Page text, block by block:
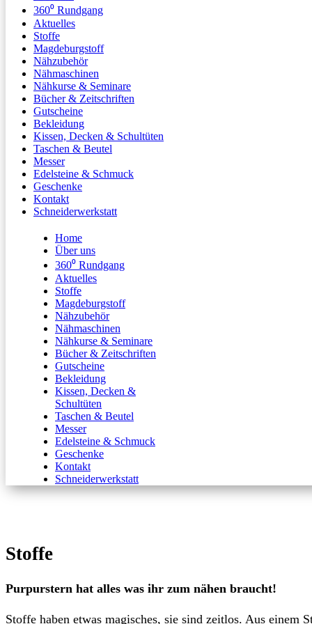
360⁰ Rundgang
Aktuelles
Stoffe
Magdeburgstoff
Nähzubehör
Nähmaschinen
Nähkurse & Seminare
Bücher & Zeitschriften
Gutscheine
Bekleidung
Kissen, Decken & Schultüten
Taschen & Beutel
Messer
Edelsteine & Schmuck
Geschenke
Kontakt
Schneiderwerkstatt
Home
Über uns
360⁰ Rundgang
Aktuelles
Stoffe
Magdeburgstoff
Nähzubehör
Nähmaschinen
Nähkurse & Seminare
Bücher & Zeitschriften
Gutscheine
Bekleidung
Kissen, Decken &
Schultüten
Taschen & Beutel
Messer
Edelsteine & Schmuck
Geschenke
Kontakt
Schneiderwerkstatt
Stoffe
Purpurstern hat alles was ihr zum nähen braucht!
Stoffe haben etwas magisches, sie sind zeitlos. Aus einem